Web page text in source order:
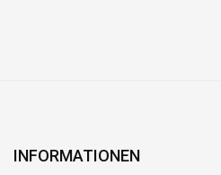
INFORMATIONEN